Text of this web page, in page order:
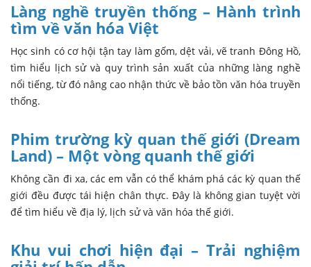
Làng nghề truyền thống – Hành trình
tìm về văn hóa Việt
tìm hiểu lịch sử và quy trình sản xuất của những làng nghề
nổi tiếng, từ đó nâng cao nhận thức về bảo tồn văn hóa truyền